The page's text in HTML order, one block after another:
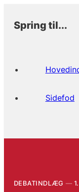
Spring til...
Sidefod
DEBATINDLÆG